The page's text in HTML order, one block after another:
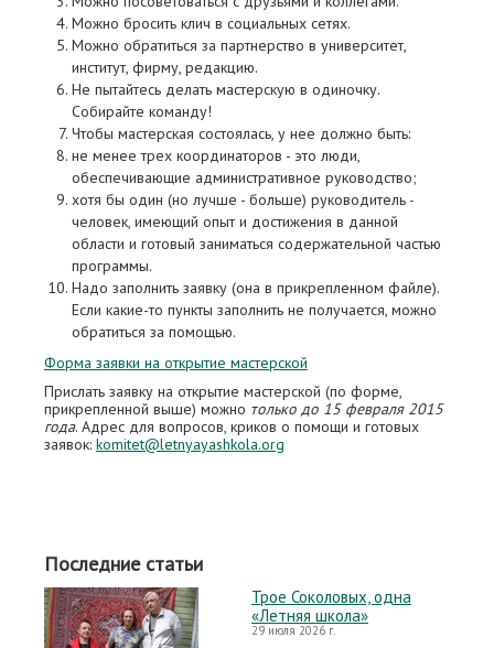
Можно бросить клич в социальных сетях.
Можно обратиться за партнерство в университет,
институт, фирму, редакцию.
Не пытайтесь делать мастерскую в одиночку.
Собирайте команду!
Чтобы мастерская состоялась, у нее должно быть:
не менее трех координаторов - это люди,
обеспечивающие административное руководство;
хотя бы один (но лучше - больше) руководитель -
человек, имеющий опыт и достижения в данной
области и готовый заниматься содержательной частью
программы.
Надо заполнить заявку (она в прикрепленном файле).
Если какие-то пункты заполнить не получается, можно
обратиться за помощью.
Форма заявки на открытие мастерской
Прислать заявку на открытие мастерской (по форме,
прикрепленной выше) можно только до 15 февраля 2015
года. Адрес для вопросов, криков о помощи и готовых
заявок: komitet@letnyayashkola.org
Последние статьи
Трое Соколовых, одна
«Летняя школа»
29 июля 2026 г.